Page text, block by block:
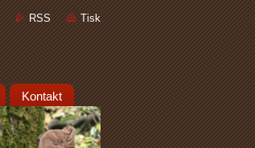
RSS Tisk
Kontakt